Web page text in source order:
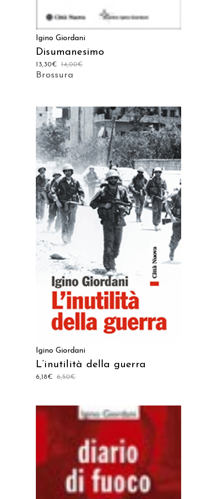
Igino Giordani
Disumanesimo
14,00€
13,30€
Brossura
AGGIUNGI AL CARRELLO
Igino Giordani
L’inutilità della guerra
6,50€
6,18€